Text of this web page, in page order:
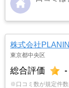
株式会社
東京都中央区
総合評価 -
※口コミ数が規定件数